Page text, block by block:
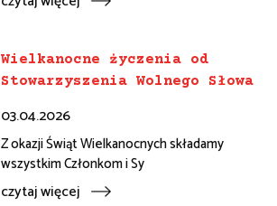
Wielkanocne życzenia od
Stowarzyszenia Wolnego Słowa
03.04.2026
Z okazji Świąt Wielkanocnych składamy
wszystkim Członkom i Sy
czytaj więcej